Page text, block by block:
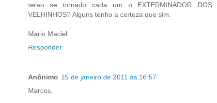
terao se tornado cada um o EXTERMINADOR DOS
VELHINHOS? Alguns tenho a certeza que sim.
Mario Maciel
Responder
Anônimo 15 de janeiro de 2011 às 16:57
Marcos,